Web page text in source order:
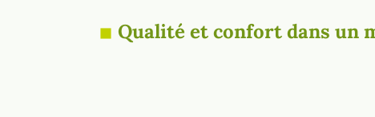
Qualité et confort dans un